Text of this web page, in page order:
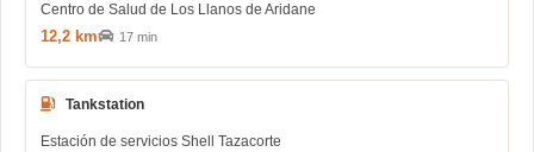
Centro de Salud de Los Llanos de Aridane
12,2 km 17 min
Tankstation
Estación de servicios Shell Tazacorte